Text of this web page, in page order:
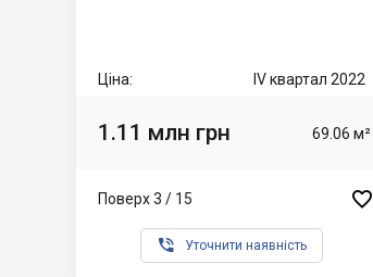
Ціна: IV квартал 2022
1.11 млн грн 69.06 м²
Поверх 3 / 15 
 Уточнити наявність